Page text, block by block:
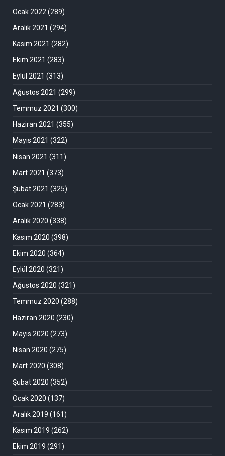
Ocak 2022 (289)
Aralık 2021 (294)
Kasım 2021 (282)
Ekim 2021 (283)
Eylül 2021 (313)
Ağustos 2021 (299)
Temmuz 2021 (300)
Haziran 2021 (355)
Mayıs 2021 (322)
Nisan 2021 (311)
Mart 2021 (373)
Şubat 2021 (325)
Ocak 2021 (283)
Aralık 2020 (338)
Kasım 2020 (398)
Ekim 2020 (364)
Eylül 2020 (321)
Ağustos 2020 (321)
Temmuz 2020 (288)
Haziran 2020 (230)
Mayıs 2020 (273)
Nisan 2020 (275)
Mart 2020 (308)
Şubat 2020 (352)
Ocak 2020 (137)
Aralık 2019 (161)
Kasım 2019 (262)
Ekim 2019 (291)